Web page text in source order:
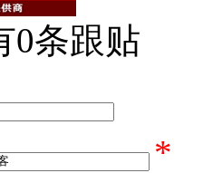
0条跟贴
*